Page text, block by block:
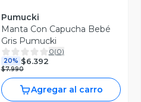
Pumucki
Manta Con Capucha Bebé
Gris Pumucki
0(0)
20% $6.392
$7.990
Agregar al carro